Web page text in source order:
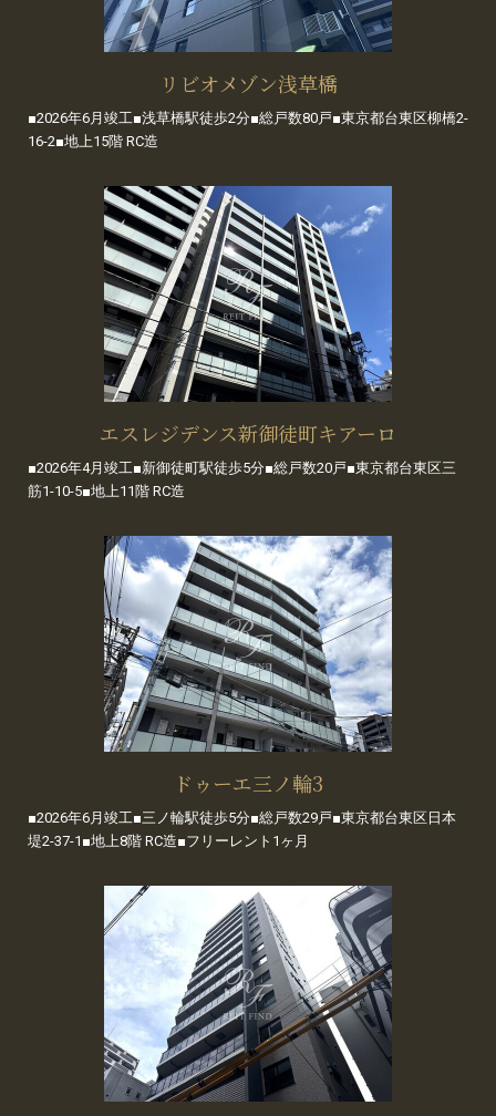
リビオメゾン浅草橋
■2026年6月竣工■浅草橋駅徒歩2分■総戸数80戸■東京都台東区柳橋2-
16-2■地上15階 RC造
エスレジデンス新御徒町キアーロ
■2026年4月竣工■新御徒町駅徒歩5分■総戸数20戸■東京都台東区三
筋1-10-5■地上11階 RC造
ドゥーエ三ノ輪3
■2026年6月竣工■三ノ輪駅徒歩5分■総戸数29戸■東京都台東区日本
堤2-37-1■地上8階 RC造■フリーレント1ヶ月